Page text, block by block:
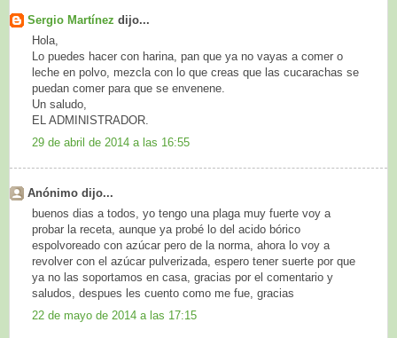
Sergio Martínez dijo...
Hola,
Lo puedes hacer con harina, pan que ya no vayas a comer o
leche en polvo, mezcla con lo que creas que las cucarachas se
puedan comer para que se envenene.
Un saludo,
EL ADMINISTRADOR.
29 de abril de 2014 a las 16:55
Anónimo dijo...
buenos dias a todos, yo tengo una plaga muy fuerte voy a
probar la receta, aunque ya probé lo del acido bórico
espolvoreado con azúcar pero de la norma, ahora lo voy a
revolver con el azúcar pulverizada, espero tener suerte por que
ya no las soportamos en casa, gracias por el comentario y
saludos, despues les cuento como me fue, gracias
22 de mayo de 2014 a las 17:15